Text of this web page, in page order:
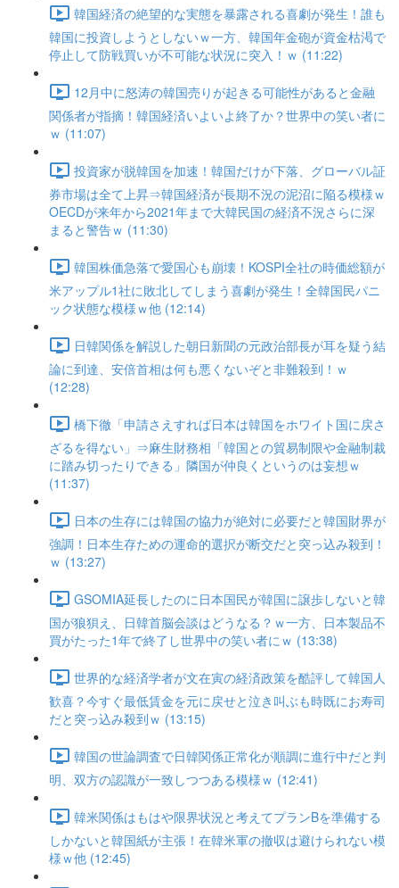
韓国経済の絶望的な実態を暴露される喜劇が発生！誰も
韓国に投資しようとしないｗ一方、韓国年金砲が資金枯渇で
停止して防戦買いが不可能な状況に突入！ｗ (11:22)
12月中に怒涛の韓国売りが起きる可能性があると金融
関係者が指摘！韓国経済いよいよ終了か？世界中の笑い者に
ｗ (11:07)
投資家が脱韓国を加速！韓国だけが下落、グローバル証
券市場は全て上昇⇒韓国経済が長期不況の泥沼に陥る模様ｗ
OECDが来年から2021年まで大韓民国の経済不況さらに深
まると警告ｗ (11:30)
韓国株価急落で愛国心も崩壊！KOSPI全社の時価総額が
米アップル1社に敗北してしまう喜劇が発生！全韓国民パニ
ック状態な模様ｗ他 (12:14)
日韓関係を解説した朝日新聞の元政治部長が耳を疑う結
論に到達、安倍首相は何も悪くないぞと非難殺到！ｗ
(12:28)
橋下徹「申請さえすれば日本は韓国をホワイト国に戻さ
ざるを得ない」⇒麻生財務相「韓国との貿易制限や金融制裁
に踏み切ったりできる」隣国が仲良くというのは妄想ｗ
(11:37)
日本の生存には韓国の協力が絶対に必要だと韓国財界が
強調！日本生存ための運命的選択が断交だと突っ込み殺到！
ｗ (13:27)
GSOMIA延長したのに日本国民が韓国に譲歩しないと韓
国が狼狽え、日韓首脳会談はどうなる？ｗ一方、日本製品不
買がたった1年で終了し世界中の笑い者にｗ (13:38)
世界的な経済学者が文在寅の経済政策を酷評して韓国人
歓喜？今すぐ最低賃金を元に戻せと泣き叫ぶも時既にお寿司
だと突っ込み殺到ｗ (13:15)
韓国の世論調査で日韓関係正常化が順調に進行中だと判
明、双方の認識が一致しつつある模様ｗ (12:41)
韓米関係はもはや限界状況と考えてプランBを準備する
しかないと韓国紙が主張！在韓米軍の撤収は避けられない模
様ｗ他 (12:45)